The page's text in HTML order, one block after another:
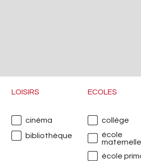
LOISIRS
cinéma
bibliothèque
ECOLES
collège
école
maternelle
école